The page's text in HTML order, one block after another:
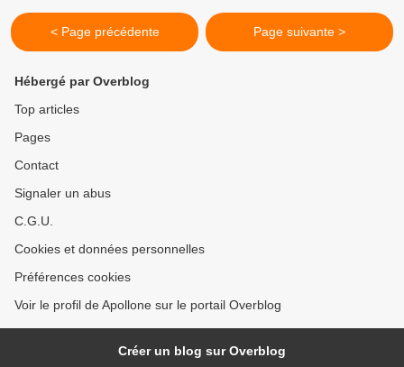
< Page précédente Page suivante >
Hébergé par Overblog
Top articles
Pages
Contact
Signaler un abus
C.G.U.
Cookies et données personnelles
Préférences cookies
Voir le profil de Apollone sur le portail Overblog
Créer un blog sur Overblog